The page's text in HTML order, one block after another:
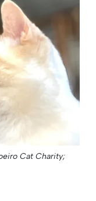
Cat Charity;